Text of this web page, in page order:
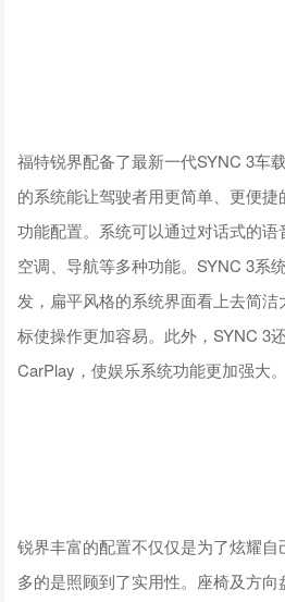
福特锐界配备了最新一代SYNC 3车
的系统能让驾驶者用更简单、更便
功能配置。系统可以通过对话式的语
空调、导航等多种功能。SYNC 3系
发，扁平风格的系统界面看上去简
标使操作更加容易。此外，SYNC 3
CarPlay，使娱乐系统功能更加强大。
锐界丰富的配置不仅仅是为了炫耀
多的是照顾到了实用性。座椅及方